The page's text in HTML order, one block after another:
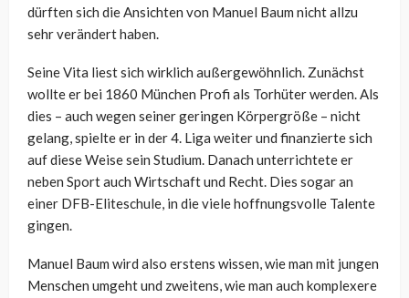
dürften sich die Ansichten von Manuel Baum nicht allzu
sehr verändert haben.
Seine Vita liest sich wirklich außergewöhnlich. Zunächst
wollte er bei 1860 München Profi als Torhüter werden. Als
dies – auch wegen seiner geringen Körpergröße – nicht
gelang, spielte er in der 4. Liga weiter und finanzierte sich
auf diese Weise sein Studium. Danach unterrichtete er
neben Sport auch Wirtschaft und Recht. Dies sogar an
einer DFB-Eliteschule, in die viele hoffnungsvolle Talente
gingen.
Manuel Baum wird also erstens wissen, wie man mit jungen
Menschen umgeht und zweitens, wie man auch komplexere